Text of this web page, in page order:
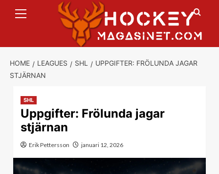
Menu
HOME LEAGUES SHL
UPPGIFTER: FRÖLUNDA JAGAR
STJÄRNAN
SHL
Uppgifter: Frölunda jagar
stjärnan
Erik Pettersson januari 12, 2026